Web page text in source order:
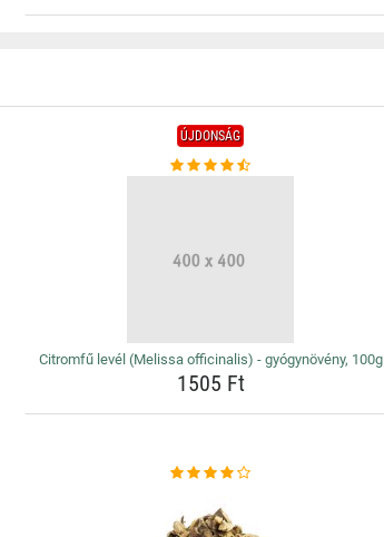
ÚJDONSÁG
Citromfű levél (Melissa officinalis) - gyógynövény, 100g
1505 Ft